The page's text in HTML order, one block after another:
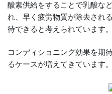
酸素供給をすることで乳酸な
れ、早く疲労物質が除去され
待できると考えられています。
コンディショニング効果を期
るケースが増えてきています。